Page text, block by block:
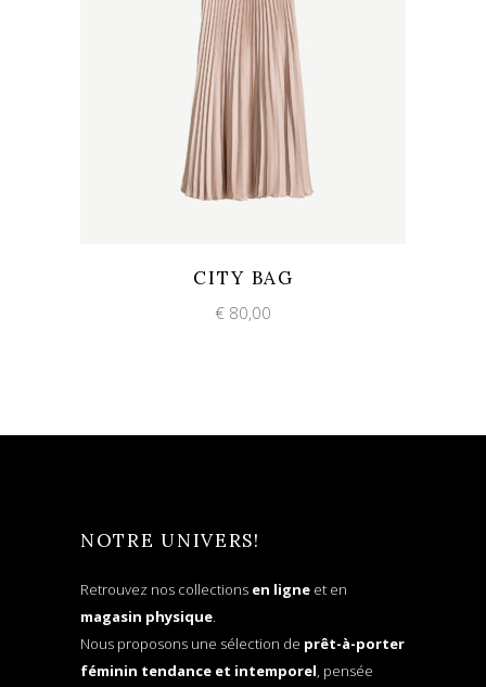
CITY BAG
€ 80,00
NOTRE UNIVERS!
Retrouvez nos collections en ligne et en
magasin physique.
Nous proposons une sélection de prêt-à-porter
féminin tendance et intemporel, pensée